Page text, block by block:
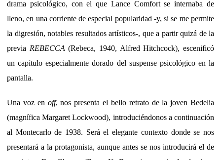
drama psicológico, con el que Lance Comfort se internaba de
lleno, en una corriente de especial popularidad -y, si se me permite
la digresión, notables resultados artísticos-, que a partir quizá de la
previa REBECCA (Rebeca, 1940, Alfred Hitchcock), escenificó
un capítulo especialmente dorado del suspense psicológico en la
pantalla.
Una voz en off, nos presenta el bello retrato de la joven Bedelia
(magnífica Margaret Lockwood), introduciéndonos a continuación
al Montecarlo de 1938. Será el elegante contexto donde se nos
presentará a la protagonista, aunque antes se nos introducirá el de